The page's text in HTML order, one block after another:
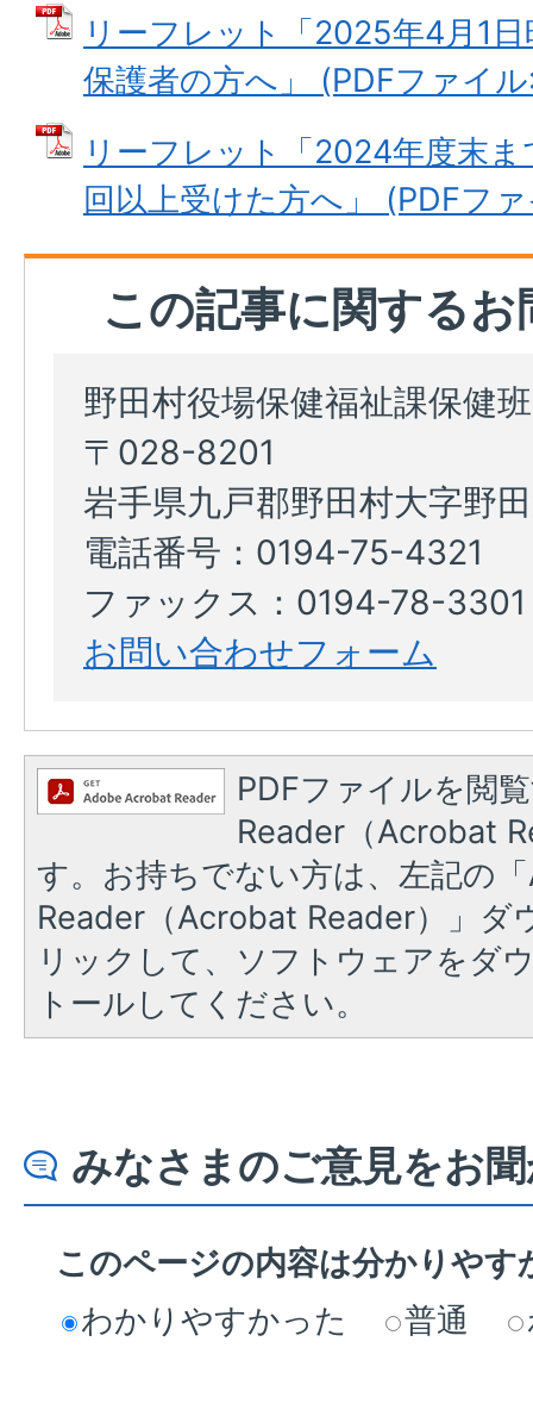
リーフレット「2025年4月1
保護者の方へ」 (PDFファイ
リーフレット「2024年度末
回以上受けた方へ」 (PDFフ
この記事に関する
野田村役場保健福祉課保健
〒028-8201
岩手県九戸郡野田村大字野
電話番号：0194-75-4321
ファックス：0194-78-3301
お問い合わせフォーム
PDFファイルを閲
Reader（Acrobat
す。お持ちでない方は、左記の
Reader（Acrobat Reader）」ダ
リックして、ソフトウェアをダ
トールしてください。
みなさまのご意見をお
このページの内容は分かりやす
わかりやすかった
普通